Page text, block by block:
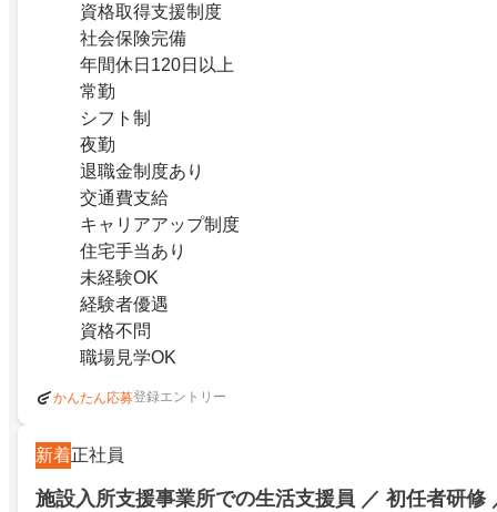
資格取得支援制度
社会保険完備
年間休日120日以上
常勤
シフト制
夜勤
退職金制度あり
交通費支給
キャリアアップ制度
住宅手当あり
未経験OK
経験者優遇
資格不問
職場見学OK
かんたん応募登録エントリー
新着正社員
施設入所支援事業所での生活支援員 ／ 初任者研修